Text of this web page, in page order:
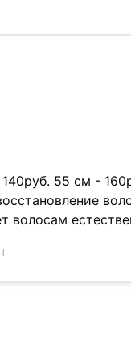
55 см -
волосам